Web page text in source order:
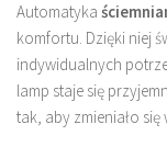
Automatyka
komfortu. Dzięki niej
indywidualnych
lamp staje się
tak, aby zmieniało